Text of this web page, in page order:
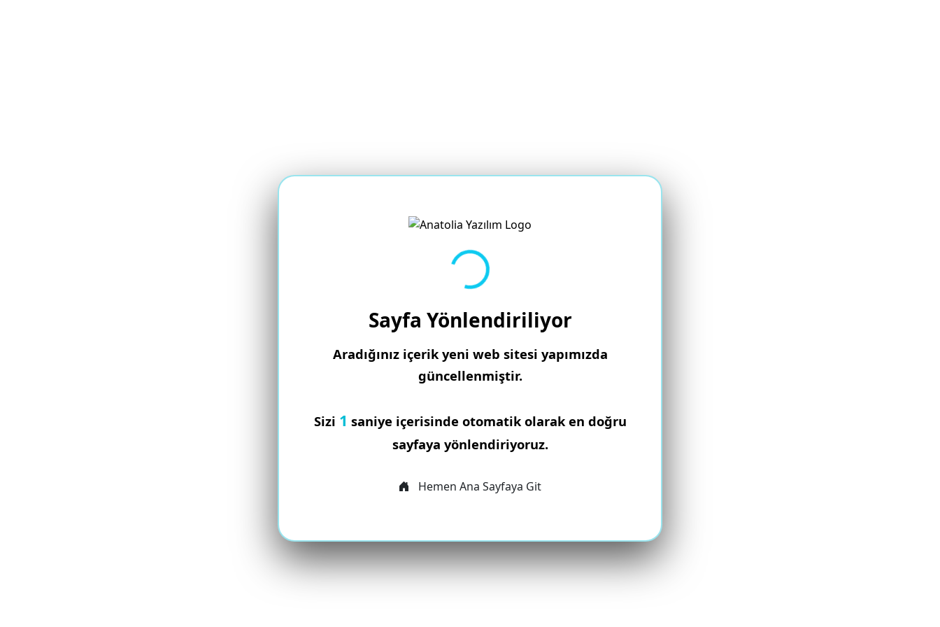
Yükleniyor...
Sayfa Yönlendiriliyor
Aradığınız içerik yeni web sitesi yapımızda
güncellenmiştir.
Sizi 1 saniye içerisinde otomatik olarak en doğru
sayfaya yönlendiriyoruz.
Hemen Ana Sayfaya Git